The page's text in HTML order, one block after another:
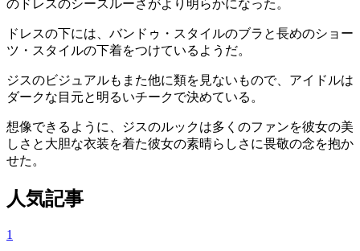
のドレスのシースルーさがより明らかになった。
ドレスの下には、バンドゥ・スタイルのブラと長めのショー
ツ・スタイルの下着をつけているようだ。
ジスのビジュアルもまた他に類を見ないもので、アイドルは
ダークな目元と明るいチークで決めている。
想像できるように、ジスのルックは多くのファンを彼女の美
しさと大胆な衣装を着た彼女の素晴らしさに畏敬の念を抱か
せた。
人気記事
1